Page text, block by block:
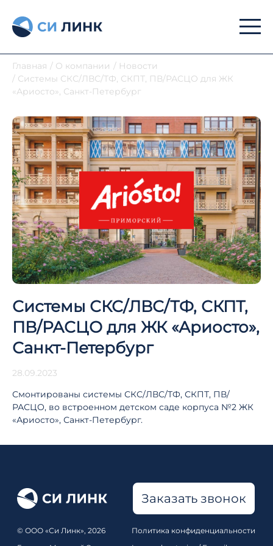
Главная / О компании / Новости
/ Системы СКС/ЛВС/ТФ, СКПТ, ПВ/РАСЦО для ЖК
«Ариосто», Санкт-Петербург
Системы СКС/ЛВС/ТФ, СКПТ,
ПВ/РАСЦО для ЖК «Ариосто»,
Санкт-Петербург
28.09.2023
Смонтированы системы СКС/ЛВС/ТФ, СКПТ, ПВ/
РАСЦО, во встроенном детском саде корпуса №2 ЖК
«Ариосто», Санкт-Петербург.
© ООО «Си Линк», 2026
Политика конфиденциальности
Заказать звонок